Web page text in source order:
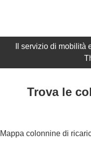
Il servizio di mobilità
Trova le
Mappa colonnine di